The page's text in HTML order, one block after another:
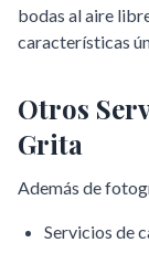
bodas al aire
características
Otros
Grita
Además de
Servicios de